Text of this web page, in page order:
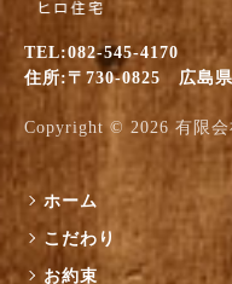
TEL:082-545-4170
住所:〒730-0825 広島
Copyright © 2026 有限
ホーム
こだわり
お約束